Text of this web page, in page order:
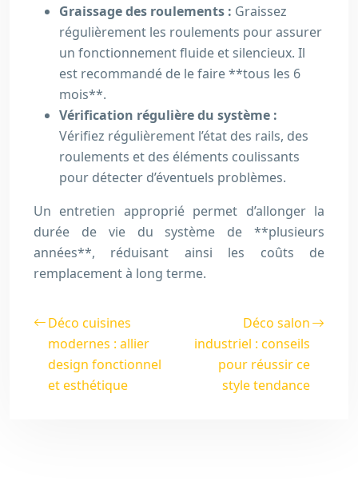
Graissage des roulements : Graissez
régulièrement les roulements pour assurer
un fonctionnement fluide et silencieux. Il
est recommandé de le faire **tous les 6
mois**.
Vérification régulière du système :
Vérifiez régulièrement l’état des rails, des
roulements et des éléments coulissants
pour détecter d’éventuels problèmes.
Un entretien approprié permet d’allonger la
durée de vie du système de **plusieurs
années**, réduisant ainsi les coûts de
remplacement à long terme.
Déco cuisines
modernes : allier
design fonctionnel
et esthétique
Déco salon
industriel : conseils
pour réussir ce
style tendance